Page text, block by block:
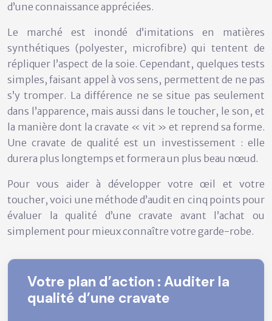
d’une connaissance appréciées.
Le marché est inondé d’imitations en matières
synthétiques (polyester, microfibre) qui tentent de
répliquer l’aspect de la soie. Cependant, quelques tests
simples, faisant appel à vos sens, permettent de ne pas
s’y tromper. La différence ne se situe pas seulement
dans l’apparence, mais aussi dans le toucher, le son, et
la manière dont la cravate « vit » et reprend sa forme.
Une cravate de qualité est un investissement : elle
durera plus longtemps et formera un plus beau nœud.
Pour vous aider à développer votre œil et votre
toucher, voici une méthode d’audit en cinq points pour
évaluer la qualité d’une cravate avant l’achat ou
simplement pour mieux connaître votre garde-robe.
Votre plan d’action : Auditer la
qualité d’une cravate